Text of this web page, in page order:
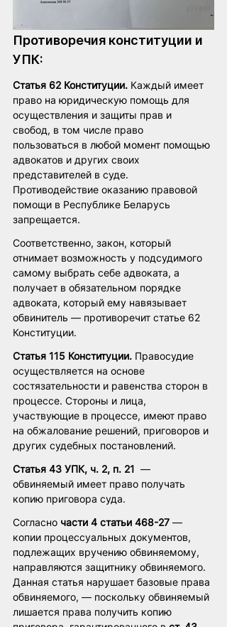
Противоречия конституции и
УПК:
Статья 62 Конституции. Каждый имеет
право на юридическую помощь для
осуществления и защиты прав и
свобод, в том числе право
пользоваться в любой момент помощью
адвокатов и других своих
представителей в суде.
Противодействие оказанию правовой
помощи в Республике Беларусь
запрещается.
Соответственно, закон, который
отнимает возможность у подсудимого
самому выбрать себе адвоката, а
получает в обязательном порядке
адвоката, который ему навязывает
обвинитель — противоречит статье 62
Конституции.
Статья 115 Конституции. Правосудие
осуществляется на основе
состязательности и равенства сторон в
процессе. Стороны и лица,
участвующие в процессе, имеют право
на обжалование решений, приговоров и
других судебных постановлений.
Статья 43 УПК, ч. 2, п. 21 —
обвиняемый имеет право получать
копию приговора суда.
Согласно части 4 статьи 468-27 —
копии процессуальных документов,
подлежащих вручению обвиняемому,
направляются защитнику обвиняемого.
Данная статья нарушает базовые права
обвиняемого, — поскольку обвиняемый
лишается права получить копию